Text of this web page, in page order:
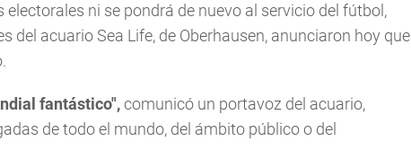
ni se pondrá de nuevo al servicio del fútbol,
del acuario Sea Life, de Oberhausen, anunciaron hoy que
fantástico",comunicó un portavoz del acuario,
de todo el mundo, del ámbito público o del